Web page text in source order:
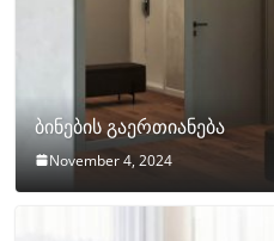
ბინების გაერთიანება
November 4, 2024